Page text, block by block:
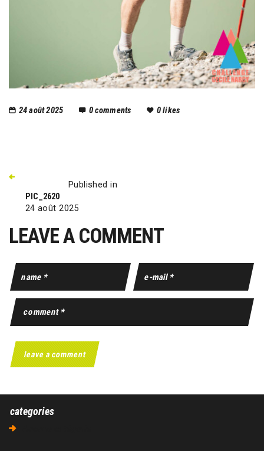
24 août 2025 0comments 0likes
Published in
PIC_2620
24 août 2025
LEAVE A COMMENT
categories